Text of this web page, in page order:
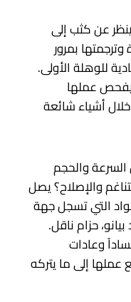
عن كثب إلى
بمرور
للوهلة الأولى.
عملها
أشياء شائعة
السرعة والحجم
والإصلاح؟ يصل
التي تسجل جهة
حزام ناقل.
وعادات
إلى ما يتركه